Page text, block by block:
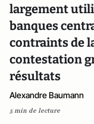
largement
banques
contraints de
contestation
résultats
Alexandre Baumann
5 min de lecture